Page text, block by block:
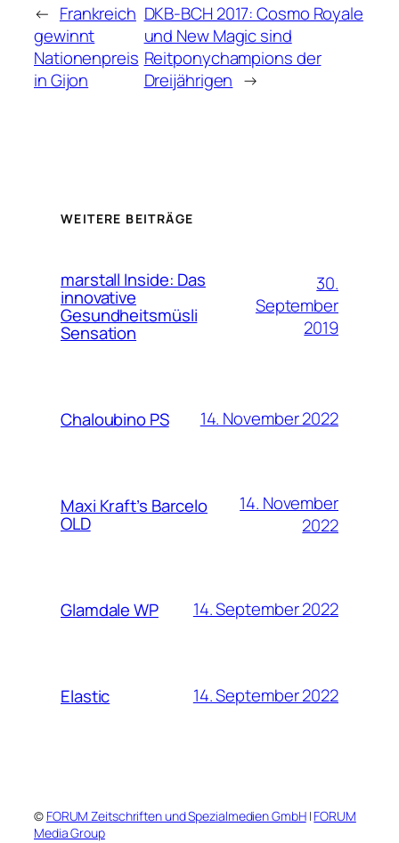
← Frankreich
gewinnt
Nationenpreis
in Gijon
DKB-BCH 2017: Cosmo Royale
und New Magic sind
Reitponychampions der
Dreijährigen →
WEITERE BEITRÄGE
marstall Inside: Das
innovative
Gesundheitsmüsli
Sensation
30.
September
2019
Chaloubino PS 14. November 2022
Maxi Kraft’s Barcelo
OLD
14. November
2022
Glamdale WP 14. September 2022
Elastic 14. September 2022
© FORUM Zeitschriften und Spezialmedien GmbH| FORUM
Media Group